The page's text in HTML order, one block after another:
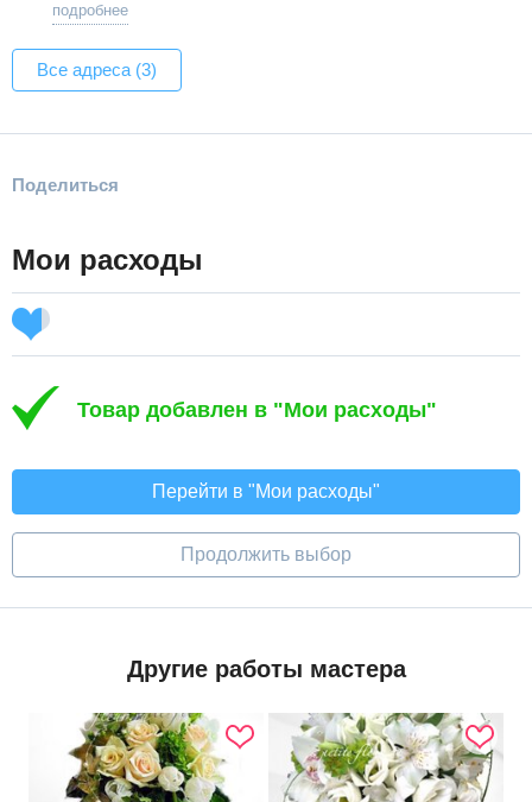
подробнее
Все адреса (3)
Поделиться
Мои расходы
Товар добавлен в "Мои расходы"
Перейти в "Мои расходы"
Продолжить выбор
Другие работы мастера